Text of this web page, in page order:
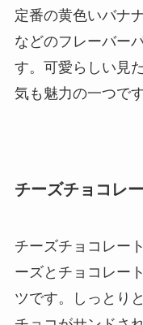
定番の黄色いバナ
などのフレーバー
す。可愛らしい見
気も魅力の一つです
チーズチョコレ
チーズチョコレー
ーズとチョコレー
ツです。しっとり